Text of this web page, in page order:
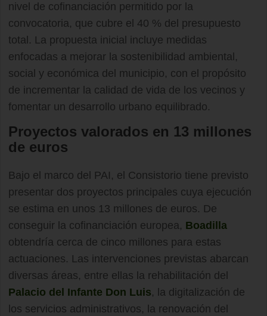
nivel de cofinanciación permitido por la
convocatoria, que cubre el 40 % del presupuesto
total. La propuesta inicial incluye medidas
enfocadas a mejorar la sostenibilidad ambiental,
social y económica del municipio, con el propósito
de incrementar la calidad de vida de los vecinos y
fomentar un desarrollo urbano equilibrado.
Proyectos valorados en 13 millones
de euros
Bajo el marco del PAI, el Consistorio tiene previsto
presentar dos proyectos principales cuya ejecución
se estima en unos 13 millones de euros. De
conseguir la cofinanciación europea, Boadilla
obtendría cerca de cinco millones para estas
actuaciones. Las intervenciones previstas abarcan
diversas áreas, entre ellas la rehabilitación del
Palacio del Infante Don Luis, la digitalización de
los servicios administrativos, la renovación del